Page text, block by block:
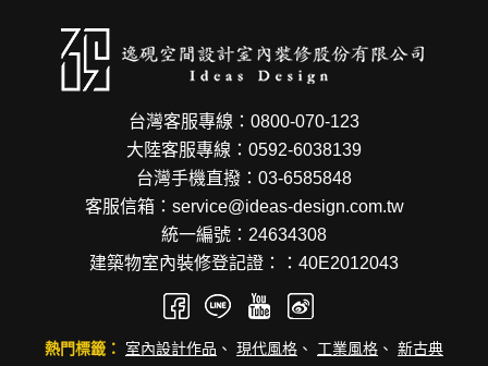
台灣客服專線：0800-070-123
大陸客服專線：0592-6038139
台灣手機直撥：03-6585848
客服信箱：service@ideas-design.com.tw
統一編號：24634308
建築物室內裝修登記證：：40E2012043
熱門標籤： 室內設計作品 、 現代風格 、 工業風格 、 新古典